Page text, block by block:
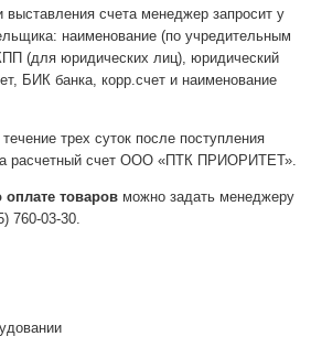
счета менеджер запросит у
наименование (по учредительным
(для юридических лиц), юридический
БИК банка, корр.счет и наименование
трех суток после поступления
расчетный счет ООО «ПТК ПРИОРИТЕТ».
товаров можно задать менеджеру
760-03-30.